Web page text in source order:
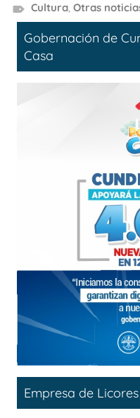
Cultura, Otras
Gobernación de
Casa
Empresa de